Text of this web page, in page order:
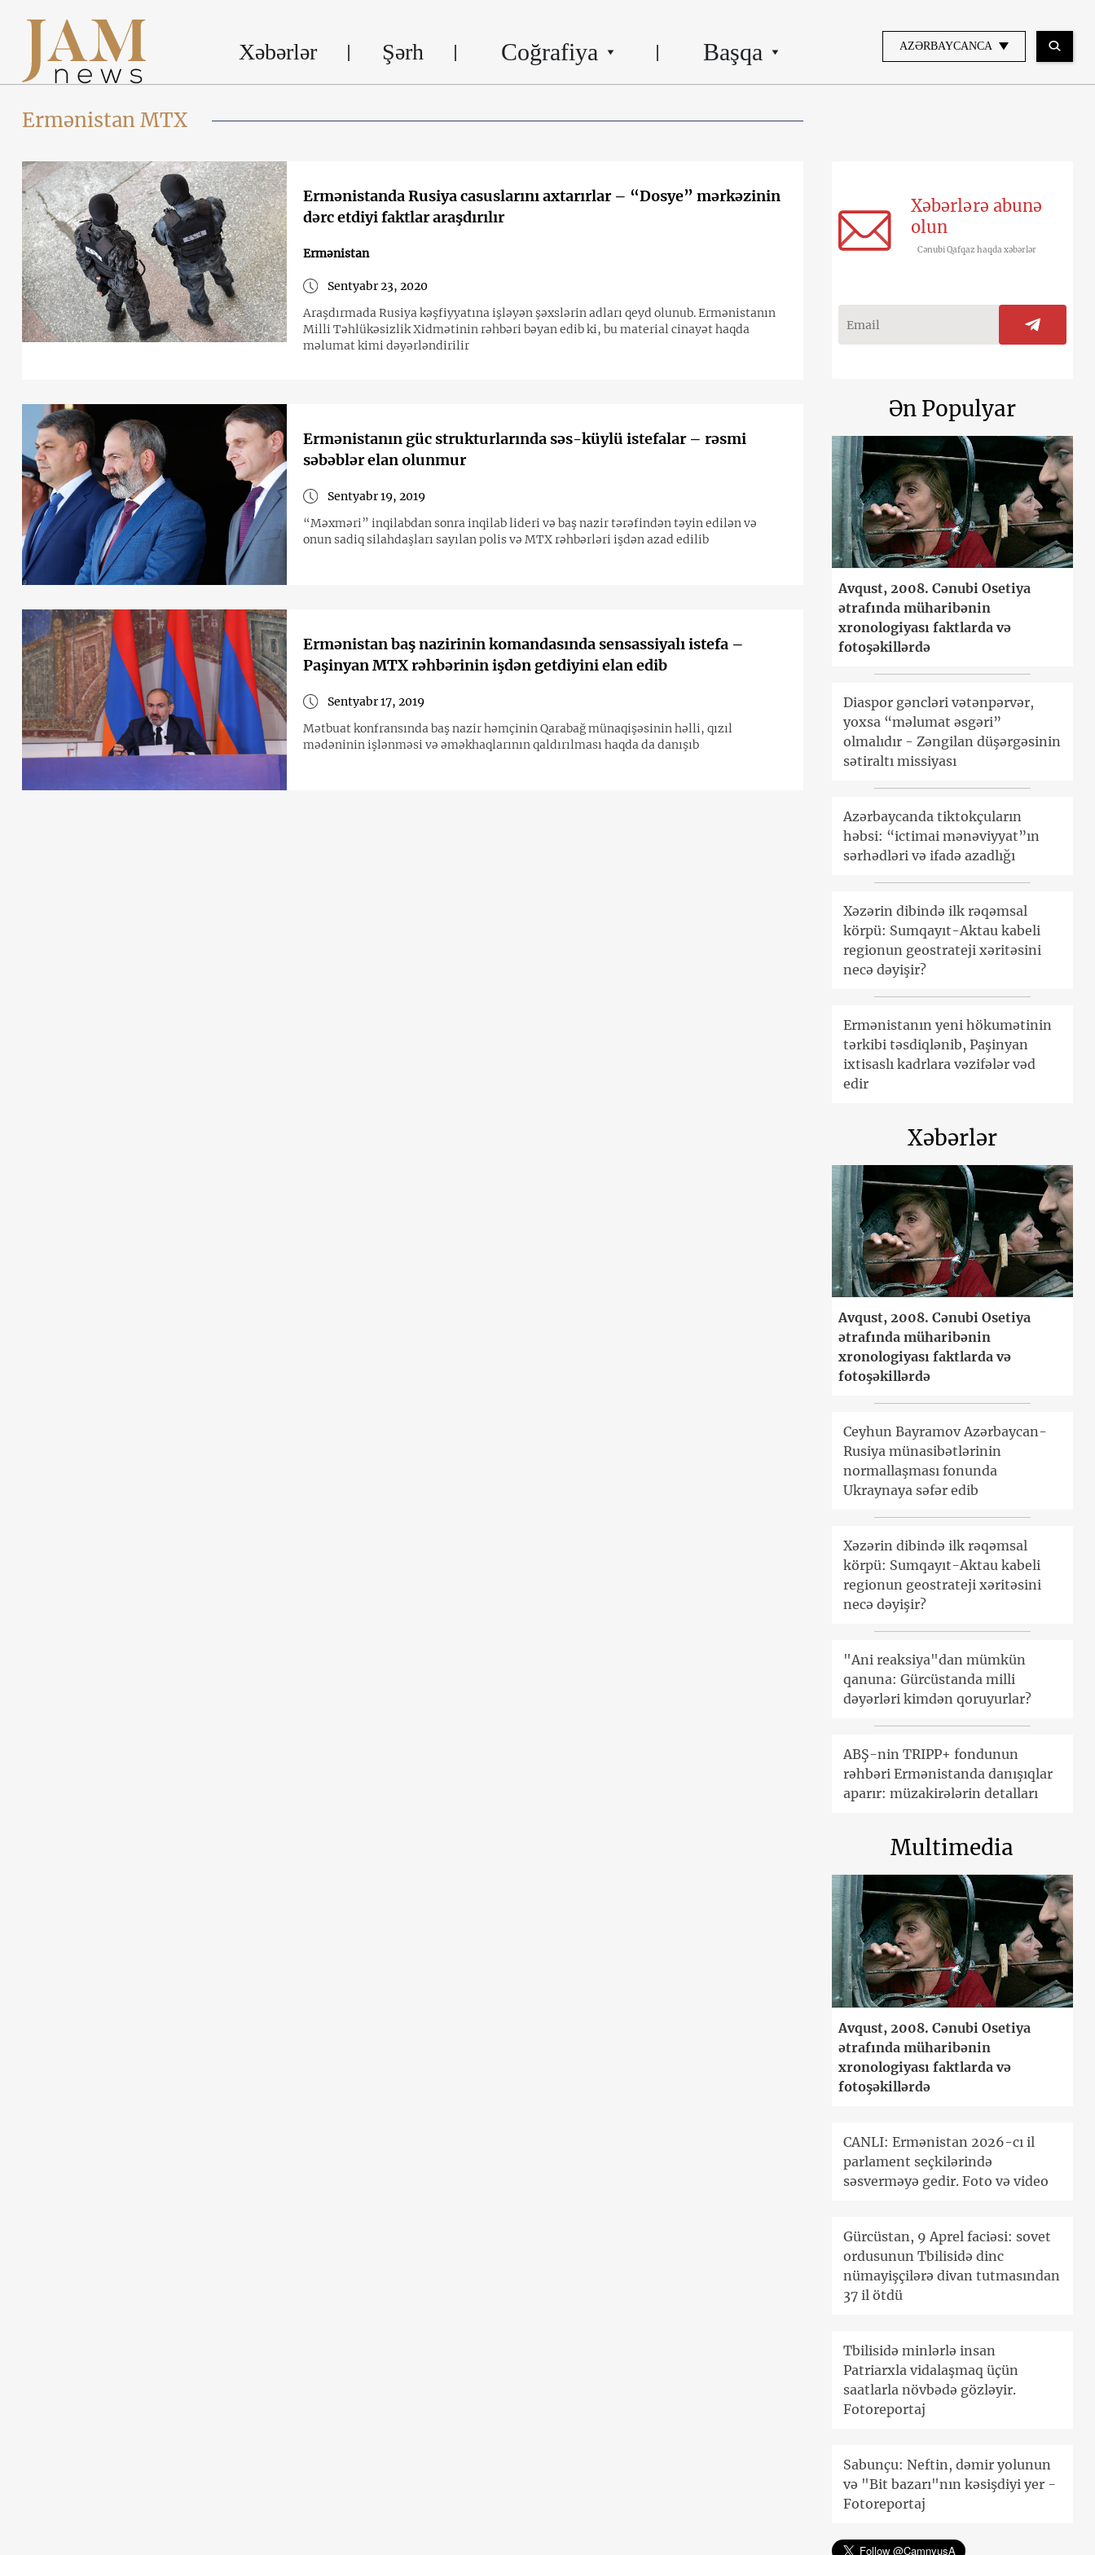
Xəbərlər Şərh Coğrafiya Başqa AZƏRBAYCANCA
Ermənistan MTX
Ermənistanda Rusiya casuslarını axtarırlar – “Dosye” mərkəzinin
dərc etdiyi faktlar araşdırılır
Ermənistan
Sentyabr 23, 2020
Araşdırmada Rusiya kəşfiyyatına işləyən şəxslərin adları qeyd olunub. Ermənistanın
Milli Təhlükəsizlik Xidmətinin rəhbəri bəyan edib ki, bu material cinayət haqda
məlumat kimi dəyərləndirilir
Ermənistanın güc strukturlarında səs-küylü istefalar – rəsmi
səbəblər elan olunmur
Sentyabr 19, 2019
“Məxməri” inqilabdan sonra inqilab lideri və baş nazir tərəfindən təyin edilən və
onun sadiq silahdaşları sayılan polis və MTX rəhbərləri işdən azad edilib
Ermənistan baş nazirinin komandasında sensassiyalı istefa –
Paşinyan MTX rəhbərinin işdən getdiyini elan edib
Sentyabr 17, 2019
Mətbuat konfransında baş nazir həmçinin Qarabağ münaqişəsinin həlli, qızıl
mədəninin işlənməsi və əməkhaqlarının qaldırılması haqda da danışıb
Xəbərlərə abunə
olun
Cənubi Qafqaz haqda xəbərlər
Ən Populyar
Avqust, 2008. Cənubi Osetiya
ətrafında müharibənin
xronologiyası faktlarda və
fotoşəkillərdə
Diaspor gəncləri vətənpərvər,
yoxsa “məlumat əsgəri”
olmalıdır - Zəngilan düşərgəsinin
sətiraltı missiyası
Azərbaycanda tiktokçuların
həbsi: “ictimai mənəviyyat”ın
sərhədləri və ifadə azadlığı
Xəzərin dibində ilk rəqəmsal
körpü: Sumqayıt-Aktau kabeli
regionun geostrateji xəritəsini
necə dəyişir?
Ermənistanın yeni hökumətinin
tərkibi təsdiqlənib, Paşinyan
ixtisaslı kadrlara vəzifələr vəd
edir
Xəbərlər
Avqust, 2008. Cənubi Osetiya
ətrafında müharibənin
xronologiyası faktlarda və
fotoşəkillərdə
Ceyhun Bayramov Azərbaycan-
Rusiya münasibətlərinin
normallaşması fonunda
Ukraynaya səfər edib
Xəzərin dibində ilk rəqəmsal
körpü: Sumqayıt-Aktau kabeli
regionun geostrateji xəritəsini
necə dəyişir?
"Ani reaksiya"dan mümkün
qanuna: Gürcüstanda milli
dəyərləri kimdən qoruyurlar?
ABŞ-nin TRIPP+ fondunun
rəhbəri Ermənistanda danışıqlar
aparır: müzakirələrin detalları
Multimedia
Avqust, 2008. Cənubi Osetiya
ətrafında müharibənin
xronologiyası faktlarda və
fotoşəkillərdə
CANLI: Ermənistan 2026-cı il
parlament seçkilərində
səsverməyə gedir. Foto və video
Gürcüstan, 9 Aprel faciəsi: sovet
ordusunun Tbilisidə dinc
nümayişçilərə divan tutmasından
37 il ötdü
Tbilisidə minlərlə insan
Patriarxla vidalaşmaq üçün
saatlarla növbədə gözləyir.
Fotoreportaj
Sabunçu: Neftin, dəmir yolunun
və "Bit bazarı"nın kəsişdiyi yer -
Fotoreportaj